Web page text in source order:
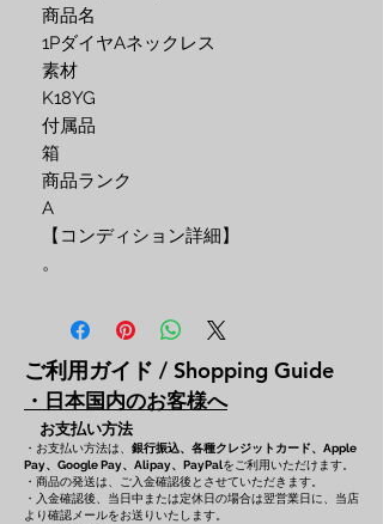
商品名
1PダイヤAネックレス
素材
K18YG
付属品
箱
商品ランク
A
【コンディション詳細】
。
ご利用ガイド / Shopping Guide
・日本国内のお客様へ
お支払い方法
・お支払い方法は、 銀行振込、各種クレジットカード、 Apple
Pay、Google Pay、Alipay、PayPalをご利用いただけます。
・商品の発送は、ご入金確認後とさせていただきます。
・入金確認後、当日中または定休日の場合は翌営業日に、当店
より確認メールをお送りいたします。